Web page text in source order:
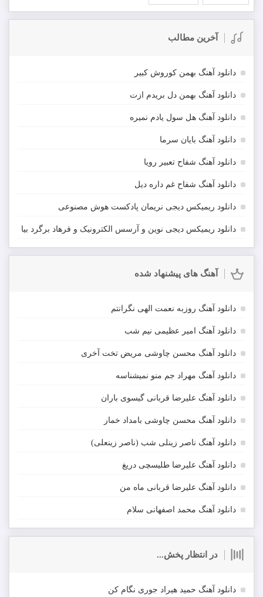
آخرین مطالب
دانلود آهنگ بهمن کوروش کبیر
دانلود آهنگ بهمن دل بریدم ازت
دانلود آهنگ هل سول یادم نمیره
دانلود آهنگ بایان سرما
دانلود آهنگ شفاح تعبیر رویا
دانلود آهنگ شفاح غم داره دیل
دانلود ریمیکس دیجی نریمان پادکست هوش مصنوعی
دانلود ریمیکس دیجی نوین و آرسس الکترونیک و فرهاد برگرد بیا
آهنگ های پیشنهاد شده
دانلود آهنگ روزبه نعمت الهی نگرانتم
دانلود آهنگ امیر عظیمی نیم شب
دانلود آهنگ محسن چاوشی مریض تخت آخری
دانلود آهنگ مهراد جم منو نمیشناسه
دانلود آهنگ علیرضا قربانی گیسوی باران
دانلود آهنگ محسن چاوشی بامداد خمار
دانلود آهنگ ناصر زینلی شب (ناصر زینعلی)
دانلود آهنگ علیرضا طلیسچی دریغ
دانلود آهنگ علیرضا قربانی ماه من
دانلود آهنگ محمد اصفهانی سلام
در انتظار پخش...
دانلود آهنگ حمید هیراد جوری نگام کن